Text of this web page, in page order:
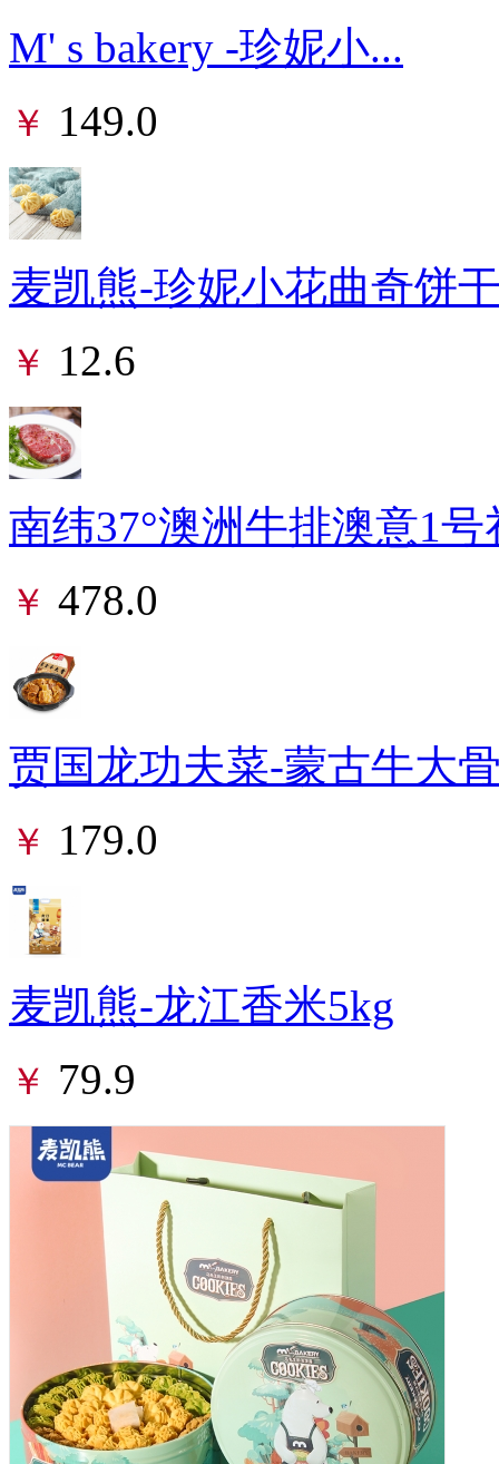
M' s bakery -珍妮小...
￥ 149.0
麦凯熊-珍妮小花曲奇饼
￥ 12.6
南纬37°澳洲牛排澳意1号
￥ 478.0
贾国龙功夫菜-蒙古牛大
￥ 179.0
麦凯熊-龙江香米5kg
￥ 79.9